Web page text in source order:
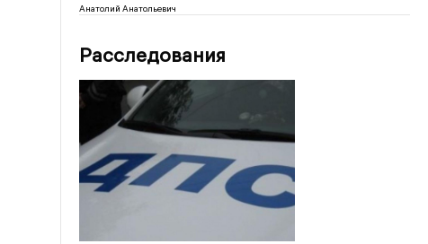
Анатолий Анатольевич
Расследования